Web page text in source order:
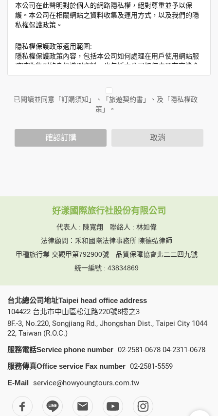
本公司在此聲明對於個人的網路隱私權，絕對尊重並予以保
護。本公司在相關網站之資料收集及運用方式，以及我們的隱
私權保護政策。
隱私權保護政策適用範圍:
隱私權保護政策內容，包括本公司如何處理在用戶使用網站服
務時收集到的身份識別資料，也包括本公司如何處理在商業合
作與本公司合作時分享的任何身份識別資料。隱私權保護政策
人員。例如您透過本公司旗下網站上的廣告廠商連結，這些置
放連結的廠商也可能蒐集您個人的資料。對於您主動提供的個
人資訊，這些廣告廠商或連結網站有其個別的隱私權保護政
您個人在本網站上的聊天室或討論區中任意公開個人資料的行
個人的資料，其範圍如下：
本網站在您使用服務信箱、問卷調查等互動性功能時，會保留
您所提供的姓名、電子郵件地址、聯絡方式及使用時間等。
於一般瀏覽時，伺服器會自行記錄相關行徑，包括您使用連線
錄等，做為我們增進網站服務的參考依據，此記錄為內部應
用，決不對外公布。
為提供精確的服務，我們會將收集的問卷調查內容進行統計與
分析，分析結果之統計數據或說明文字呈現，除供內部研究
除非取得您的同意或其他法令之特別規定，本網站絕不會將您
的個人資料揭露予第三人或使用於蒐集目的以外之其他用途。
在您於本網站註冊帳號、使用本網站相關產品、服務、活動或
贈獎時，本網站會收集您的個人識別資料，本網站也可以從商
當客戶在本網站註冊時，我們會取得您的姓名、電話、住址、
身份證字號、電子郵件、出生日期、性別、行業等相關資料，
當您註冊成功，並登入使用我們的服務後，我們即取得您的資
料。註冊時，本網站取得您的姓名、電話、住址、身份證字
成功，並登入使用我們的服務後，本網站即取得您的資料。
其他除了上述，會保留您在上網瀏覽或查詢時，伺服器自行產
已閱讀並同意「訂購須知」、「旅遊契約書」、及「隱私權政
策」。
確認訂購 取消
好漾國際旅行社股份有限公司
代表人 : 陳寬翔 聯絡人 : 林如偉
法律顧問：禾和國際法律事務所 陳德弘律師
甲種旅行業 交觀甲第792900號
品質保障協會北二二四九號
統一編號 : 43834869
台北總公司地址Taipei head office address
104422 台北市中山區松江路220號8樓之3
8F.-3, No.220, Songjiang Rd., Jhongshan Dist., Taipei City 1044
22, Taiwan (R.O.C.)
服務電話Service phone number 02-2581-0678 04-2311-0678
服務傳真Office service Fax number 02-2581-5559
E-Mail service@howyoungtours.com.tw